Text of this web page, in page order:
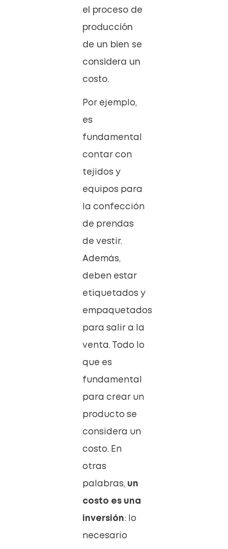
el proceso de
producción
de un bien se
considera un
costo.
Por ejemplo,
es
fundamental
contar con
tejidos y
equipos para
la confección
de prendas
de vestir.
Además,
deben estar
etiquetados y
empaquetados
para salir a la
venta. Todo lo
que es
fundamental
para crear un
producto se
considera un
costo. En
otras
palabras, un
costo es una
inversión: lo
necesario